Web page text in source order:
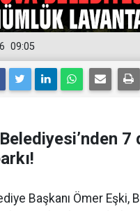
09:05
7
Başkanı Ömer Eşki,